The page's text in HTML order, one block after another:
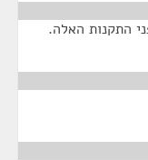
התקנות האלה.